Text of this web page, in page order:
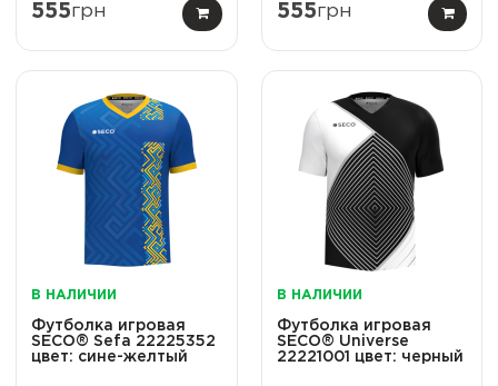
555грн 555грн
В НАЛИЧИИ
Футболка игровая
SECO® Sefa 22225352
цвет: сине-желтый
В НАЛИЧИИ
Футболка игровая
SECO® Universe
22221001 цвет: черный